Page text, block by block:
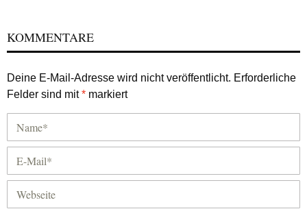
KOMMENTARE
Deine E-Mail-Adresse wird nicht veröffentlicht. Erforderliche
Felder sind mit* markiert